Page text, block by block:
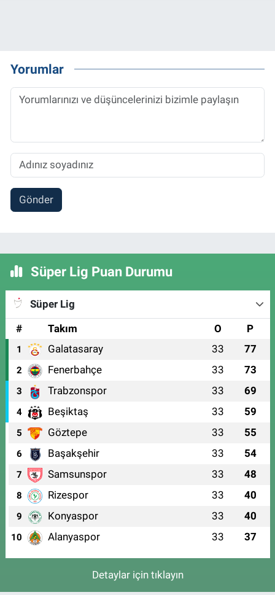
Yorumlar
Gönder
Süper Lig Puan Durumu
Süper Lig
#
Takım O P
1 Galatasaray 33 77
2 Fenerbahçe 33 73
3 Trabzonspor 33 69
4 Beşiktaş 33 59
5 Göztepe 33 55
6 Başakşehir 33 54
7 Samsunspor 33 48
8 Rizespor 33 40
9 Konyaspor 33 40
10 Alanyaspor 33 37
Detaylar için tıklayın